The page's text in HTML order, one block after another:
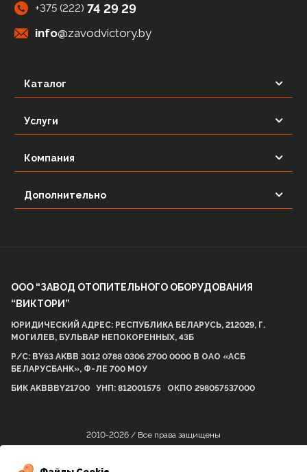
Каталог
Услуги
Компания
Дополнительно
+375 (222) 74 29 29
info@zavodvictory.by
ООО “ЗАВОД ОТОПИТЕЛЬНОГО ОБОРУДОВАНИЯ
“ВИКТОРИ”
ЮРИДИЧЕСКИЙ АДРЕС: РЕСПУБЛИКА БЕЛАРУСЬ, 212029, Г.
МОГИЛЕВ, БУЛЬВАР НЕПОКОРЕННЫХ, 43Б
Р/С: BY63 AKBB 3012 0788 0306 2700 0000 В ОАО «АСБ
БЕЛАРУСБАНК», Ф-ЛЕ 700 МОУ
БИК AKBBBY21700 УНП: 812001575 ОКПО 298057537000
2010-2026 / Все права защищены